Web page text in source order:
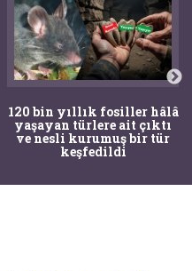
120 bin yıllık fosiller hâlâ
yaşayan türlere ait çıktı
ve nesli kurumuş bir tür
keşfedildi